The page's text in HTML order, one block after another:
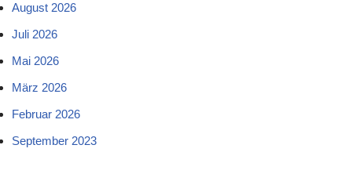
August 2026
Juli 2026
Mai 2026
März 2026
Februar 2026
September 2023